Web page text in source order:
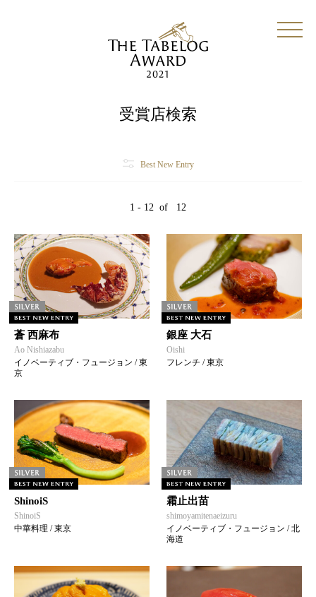
受賞店検索
Best New Entry
1 - 12 of 12
蒼 西麻布
Ao Nishiazabu
イノベーティブ・フュージョン / 東
京
銀座 大石
Oishi
フレンチ / 東京
ShinoiS
ShinoiS
中華料理 / 東京
霜止出苗
shimoyamitenaeizuru
イノベーティブ・フュージョン / 北
海道